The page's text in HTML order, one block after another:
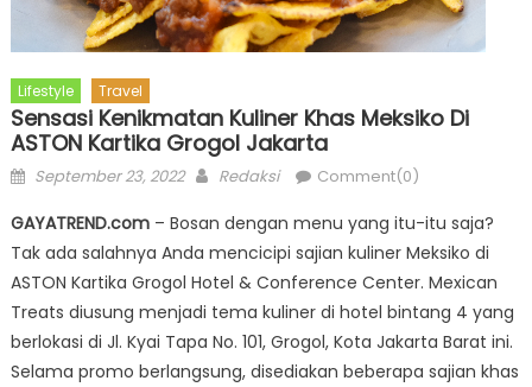
Lifestyle Travel
Sensasi Kenikmatan Kuliner Khas Meksiko Di
ASTON Kartika Grogol Jakarta
Posted
September 23, 2022 Author
Redaksi Comment(0)
GAYATREND.com– Bosan dengan menu yang itu-itu saja?
Tak ada salahnya Anda mencicipi sajian kuliner Meksiko di
ASTON Kartika Grogol Hotel & Conference Center. Mexican
Treats diusung menjadi tema kuliner di hotel bintang 4 yang
berlokasi di Jl. Kyai Tapa No. 101, Grogol, Kota Jakarta Barat ini.
Selama promo berlangsung, disediakan beberapa sajian khas